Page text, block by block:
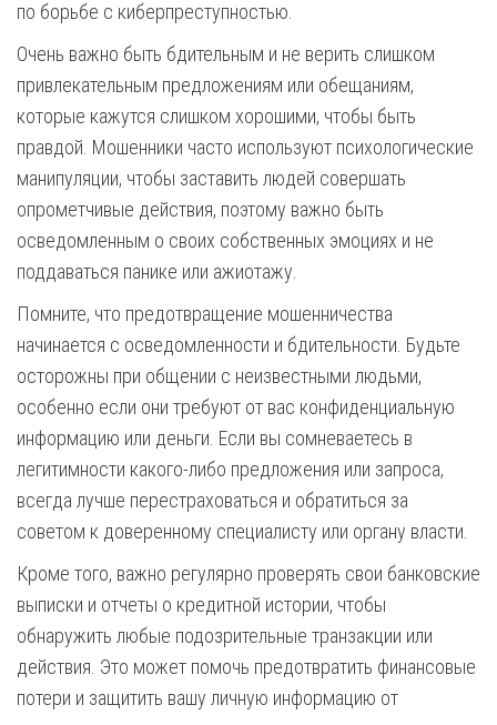
по борьбе с киберпреступностью.
Очень важно быть бдительным и не верить слишком
привлекательным предложениям или обещаниям,
которые кажутся слишком хорошими, чтобы быть
правдой. Мошенники часто используют психологические
манипуляции, чтобы заставить людей совершать
опрометчивые действия, поэтому важно быть
осведомленным о своих собственных эмоциях и не
поддаваться панике или ажиотажу.
Помните, что предотвращение мошенничества
начинается с осведомленности и бдительности. Будьте
осторожны при общении с неизвестными людьми,
особенно если они требуют от вас конфиденциальную
информацию или деньги. Если вы сомневаетесь в
легитимности какого-либо предложения или запроса,
всегда лучше перестраховаться и обратиться за
советом к доверенному специалисту или органу власти.
Кроме того, важно регулярно проверять свои банковские
выписки и отчеты о кредитной истории, чтобы
обнаружить любые подозрительные транзакции или
действия. Это может помочь предотвратить финансовые
потери и защитить вашу личную информацию от